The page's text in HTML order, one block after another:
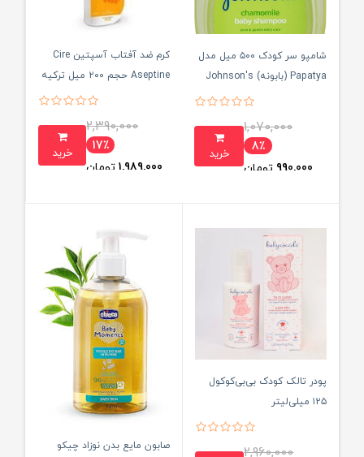
شامپو سر کودک ۵۰۰ میل مدل
Papatya (بابونه) Johnson's
1,070,000
8٪
990,000 تومان
خرید
کرم ضد آفتاب آسپتین Cire
Aseptine حجم ۲۰۰ میل ترکیه
2,390,000
17٪
1,989,000تومان
خرید
پودر تالک کودک بی‌بی‌کوکول
۱۲۵ میلی‌لیتر
2,960,000
صابون مایع بدن نوزاد چیکو